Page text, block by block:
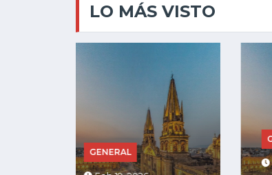
LO MÁS VISTO
GENERAL
Ago 25, 2025